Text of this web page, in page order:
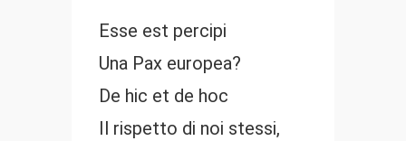
Esse est percipi
Una Pax europea?
De hic et de hoc
Il rispetto di noi stessi,